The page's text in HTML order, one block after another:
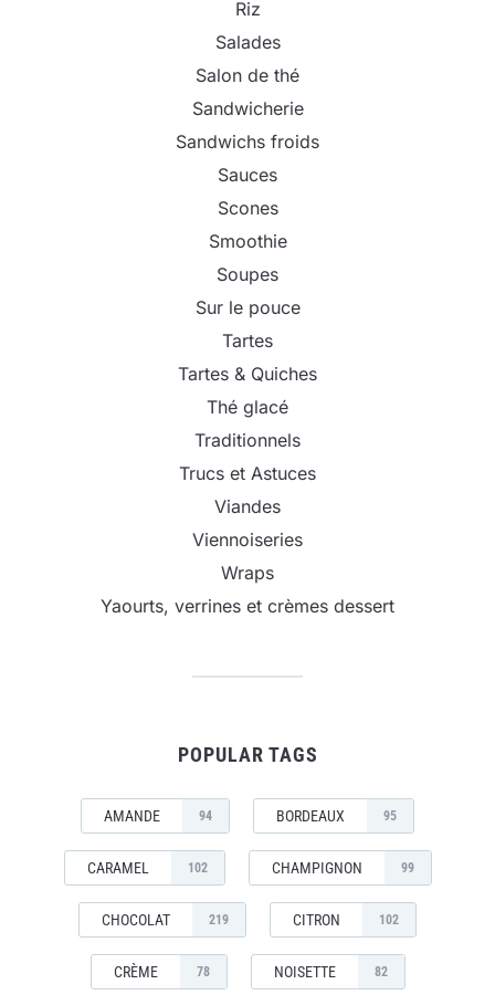
Riz
Salades
Salon de thé
Sandwicherie
Sandwichs froids
Sauces
Scones
Smoothie
Soupes
Sur le pouce
Tartes
Tartes & Quiches
Thé glacé
Traditionnels
Trucs et Astuces
Viandes
Viennoiseries
Wraps
Yaourts, verrines et crèmes dessert
POPULAR TAGS
AMANDE 94 BORDEAUX 95
CARAMEL 102 CHAMPIGNON 99
CHOCOLAT 219 CITRON 102
CRÈME 78 NOISETTE 82